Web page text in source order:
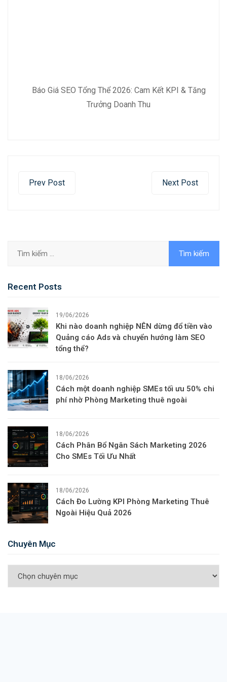
Báo Giá SEO Tổng Thể 2026: Cam Kết KPI & Tăng
Trưởng Doanh Thu
Prev Post Next Post
Recent Posts
19/06/2026
Khi nào doanh nghiệp NÊN dừng đổ tiền vào
Quảng cáo Ads và chuyển hướng làm SEO
tổng thể?
18/06/2026
Cách một doanh nghiệp SMEs tối ưu 50% chi
phí nhờ Phòng Marketing thuê ngoài
18/06/2026
Cách Phân Bổ Ngân Sách Marketing 2026
Cho SMEs Tối Ưu Nhất
18/06/2026
Cách Đo Lường KPI Phòng Marketing Thuê
Ngoài Hiệu Quả 2026
Chuyên Mục